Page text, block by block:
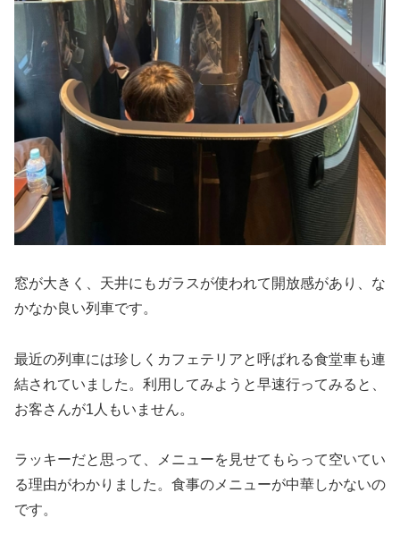
窓が大きく、天井にもガラスが使われて開放感があり、な
かなか良い列車です。
最近の列車には珍しくカフェテリアと呼ばれる食堂車も連
結されていました。利用してみようと早速行ってみると、
お客さんが1人もいません。
ラッキーだと思って、メニューを見せてもらって空いてい
る理由がわかりました。食事のメニューが中華しかないの
です。